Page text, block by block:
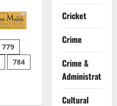
779
784
Cricket
Crime
Crime &
Administration
Cultural